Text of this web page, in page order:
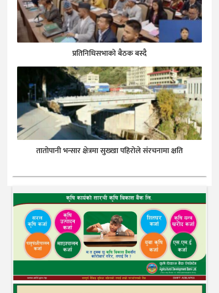
प्रतिनिधिसभाको बैठक बस्दै
तातोपानी भन्सार क्षेत्रमा सुख्खा पहिरोले संरचनामा क्षति